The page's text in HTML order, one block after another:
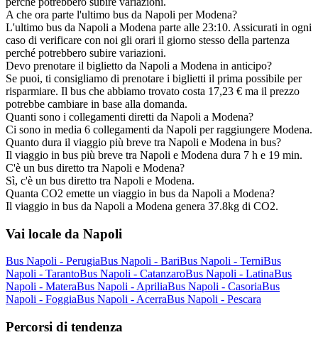
A che ora parte l'ultimo bus da Napoli per Modena?
L'ultimo bus da Napoli a Modena parte alle 23:10. Assicurati in ogni
caso di verificare con noi gli orari il giorno stesso della partenza
perché potrebbero subire variazioni.
Devo prenotare il biglietto da Napoli a Modena in anticipo?
Se puoi, ti consigliamo di prenotare i biglietti il prima possibile per
risparmiare. Il bus che abbiamo trovato costa 17,23 € ma il prezzo
potrebbe cambiare in base alla domanda.
Quanti sono i collegamenti diretti da Napoli a Modena?
Ci sono in media 6 collegamenti da Napoli per raggiungere Modena.
Quanto dura il viaggio più breve tra Napoli e Modena in bus?
Il viaggio in bus più breve tra Napoli e Modena dura 7 h e 19 min.
C'è un bus diretto tra Napoli e Modena?
Sì, c'è un bus diretto tra Napoli e Modena.
Quanta CO2 emette un viaggio in bus da Napoli a Modena?
Il viaggio in bus da Napoli a Modena genera 37.8kg di CO2.
Vai locale da Napoli
Bus Napoli - PerugiaBus Napoli - BariBus Napoli - TerniBus
Napoli - TarantoBus Napoli - CatanzaroBus Napoli - LatinaBus
Napoli - MateraBus Napoli - ApriliaBus Napoli - CasoriaBus
Napoli - FoggiaBus Napoli - AcerraBus Napoli - Pescara
Percorsi di tendenza